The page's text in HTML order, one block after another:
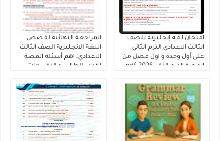
امتحان لغة إنجليزية للصف
الثالث الاعدادي الترم الثاني
على أول وحدة و اول فصل من
القصة الترم الثاني 2026.pdf
المراجعة النهائية لقصص
اللغة الانجليزية الصف الثالث
الاعدادي، اهم أسئلة القصة
لكتاب الطالب و التقييمات
كتاب فايف ستارز